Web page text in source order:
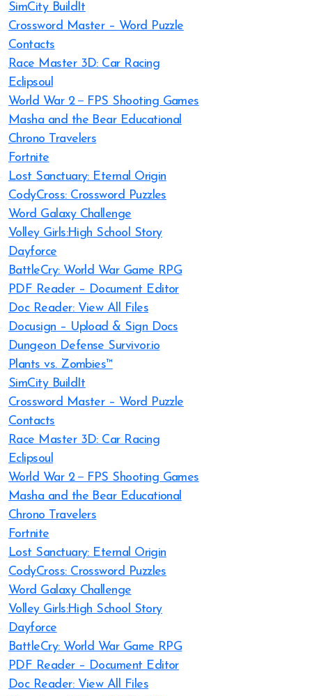
SimCity BuildIt
Crossword Master – Word Puzzle
Contacts
Race Master 3D: Car Racing
Eclipsoul
World War 2－FPS Shooting Games
Masha and the Bear Educational
Chrono Travelers
Fortnite
Lost Sanctuary: Eternal Origin
CodyCross: Crossword Puzzles
Word Galaxy Challenge
Volley Girls:High School Story
Dayforce
BattleCry: World War Game RPG
PDF Reader – Document Editor
Doc Reader: View All Files
Docusign – Upload & Sign Docs
Dungeon Defense Survivor.io
Plants vs. Zombies™
SimCity BuildIt
Crossword Master – Word Puzzle
Contacts
Race Master 3D: Car Racing
Eclipsoul
World War 2－FPS Shooting Games
Masha and the Bear Educational
Chrono Travelers
Fortnite
Lost Sanctuary: Eternal Origin
CodyCross: Crossword Puzzles
Word Galaxy Challenge
Volley Girls:High School Story
Dayforce
BattleCry: World War Game RPG
PDF Reader – Document Editor
Doc Reader: View All Files